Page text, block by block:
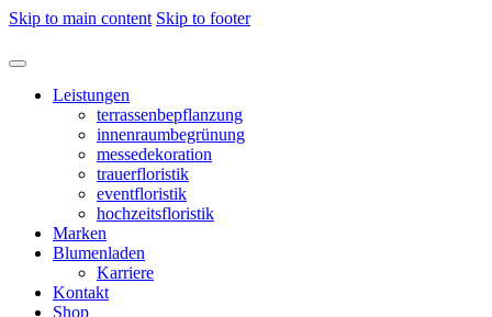
Skip to main content Skip to footer
Leistungen
terrassenbepflanzung
innenraumbegrünung
messedekoration
trauerfloristik
eventfloristik
hochzeitsfloristik
Marken
Blumenladen
Karriere
Kontakt
Shop